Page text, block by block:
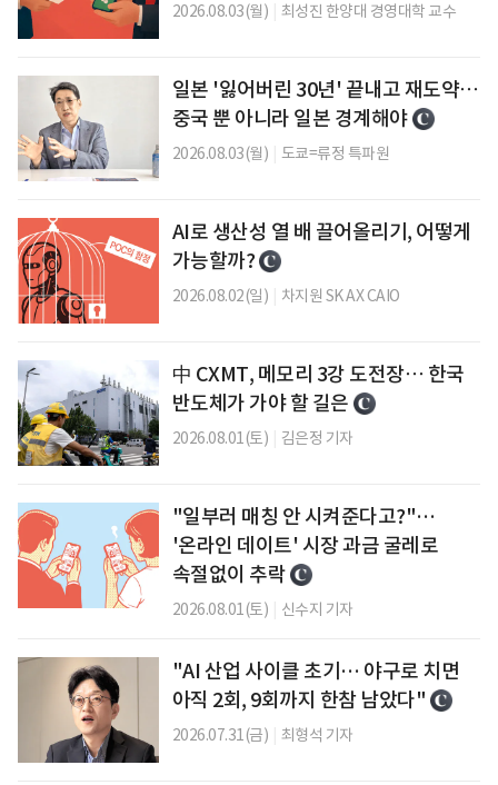
2026.08.03(월) 최성진 한양대 경영대학 교수
일본 '잃어버린 30년' 끝내고 재도약⋯
중국 뿐 아니라 일본 경계해야
2026.08.03(월) 도쿄=류정 특파원
AI로 생산성 열 배 끌어올리기, 어떻게
가능할까?
2026.08.02(일) 차지원 SK AX CAIO
中 CXMT, 메모리 3강 도전장⋯ 한국
반도체가 가야 할 길은
2026.08.01(토) 김은정 기자
"일부러 매칭 안 시켜준다고?"…
'온라인 데이트' 시장 과금 굴레로
속절없이 추락
2026.08.01(토) 신수지 기자
"AI 산업 사이클 초기… 야구로 치면
아직 2회, 9회까지 한참 남았다"
2026.07.31(금) 최형석 기자